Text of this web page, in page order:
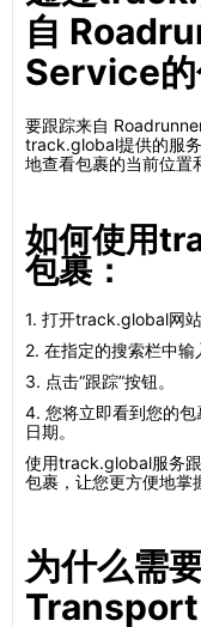
自
Service的
要跟踪来自
track.global提供的服
地查看包裹的当前位置
如何使用
包裹：
1. 打开track.global网站
2. 在指定的搜索栏中输
3. 点击“跟踪”按钮。
4. 您将立即看到您的
日期。
使用track.global服务
包裹，让您更方便地掌
为什么需